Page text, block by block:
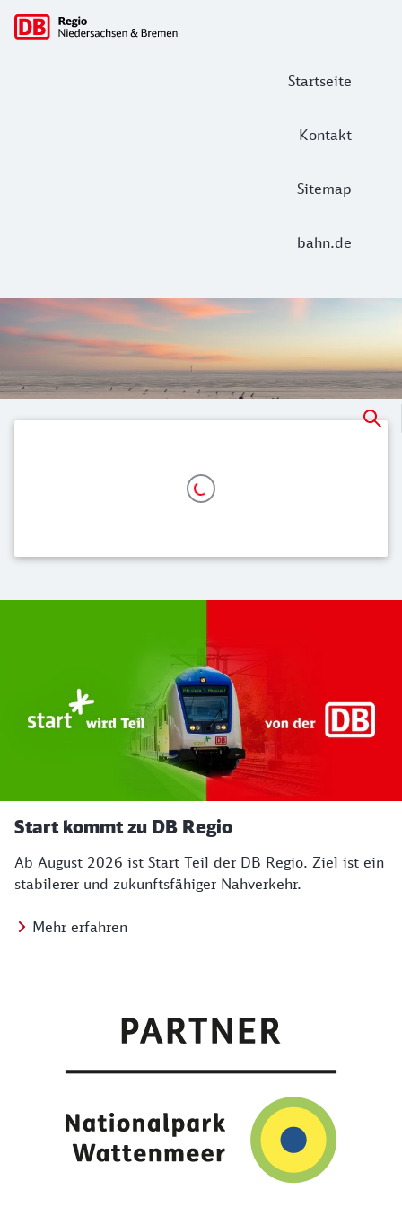
Startseite
Kontakt
Sitemap
bahn.de
Hauptnavigation
DB Regio Niedersachsen & Bremen:
Start kommt zu DB Regio
Ab August 2026 ist Start Teil der DB Regio. Ziel ist ein
stabilerer und zukunftsfähiger Nahverkehr.
Mehr erfahren